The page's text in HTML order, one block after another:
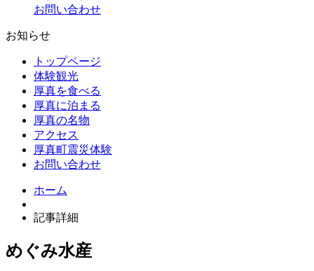
お問い合わせ
お知らせ
トップページ
体験観光
厚真を食べる
厚真に泊まる
厚真の名物
アクセス
厚真町震災体験
お問い合わせ
ホーム
記事詳細
めぐみ水産